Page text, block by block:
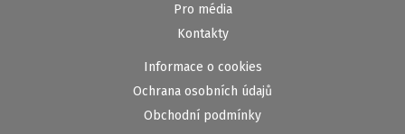
Pro média
Kontakty
Informace o cookies
Ochrana osobních údajů
Obchodní podmínky